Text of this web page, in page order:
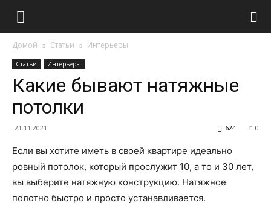
Домой Статьи Интерьеры
Статьи Интерьеры
Какие бывают натяжные
потолки
21.11.2021 0
624
Если вы хотите иметь в своей квартире идеально
ровный потолок, который прослужит 10, а то и 30 лет,
вы выберите натяжную конструкцию. Натяжное
полотно быстро и просто устанавливается.